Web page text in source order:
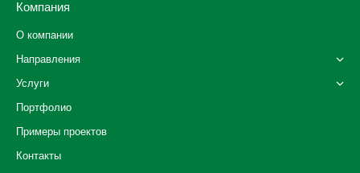
Компания
О компании
Направления
Услуги
Портфолио
Примеры проектов
Контакты